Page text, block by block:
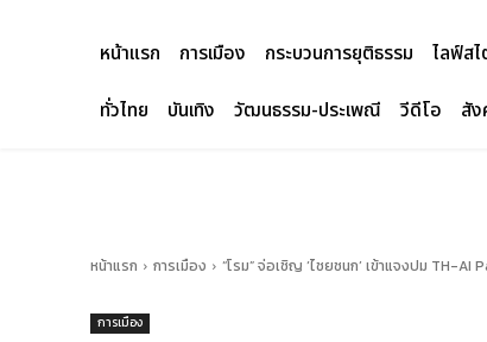
หน้าแรก การเมือง กระบวนการยุติธรรม ไลฟ์ส
ทั่วไทย
บันเทิง วัฒนธรรม-ประเพณี วีดีโอ สั
หน้าแรก การเมือง “โรม” จ่อเชิญ ‘ไชยชนก’ เข้าแจงปม TH-
การเมือง